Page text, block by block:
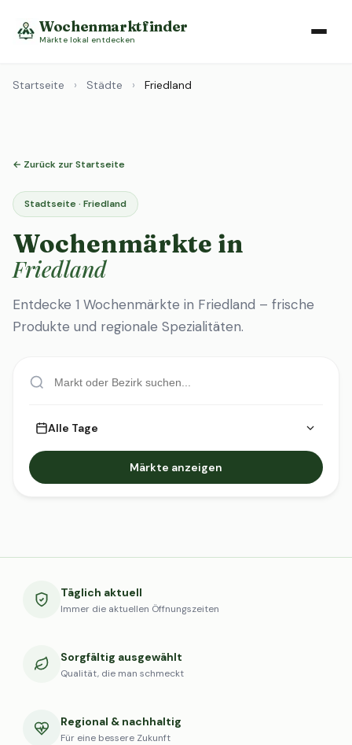
Wochenmarktfinder
Märkte lokal entdecken
Startseite › Städte › Friedland
← Zurück zur Startseite
Stadtseite · Friedland
Wochenmärkte in
Friedland
Entdecke 1 Wochenmärkte in Friedland – frische
Produkte und regionale Spezialitäten.
Alle Tage
Märkte anzeigen
Täglich aktuell
Immer die aktuellen Öffnungszeiten
Sorgfältig ausgewählt
Qualität, die man schmeckt
Regional & nachhaltig
Für eine bessere Zukunft